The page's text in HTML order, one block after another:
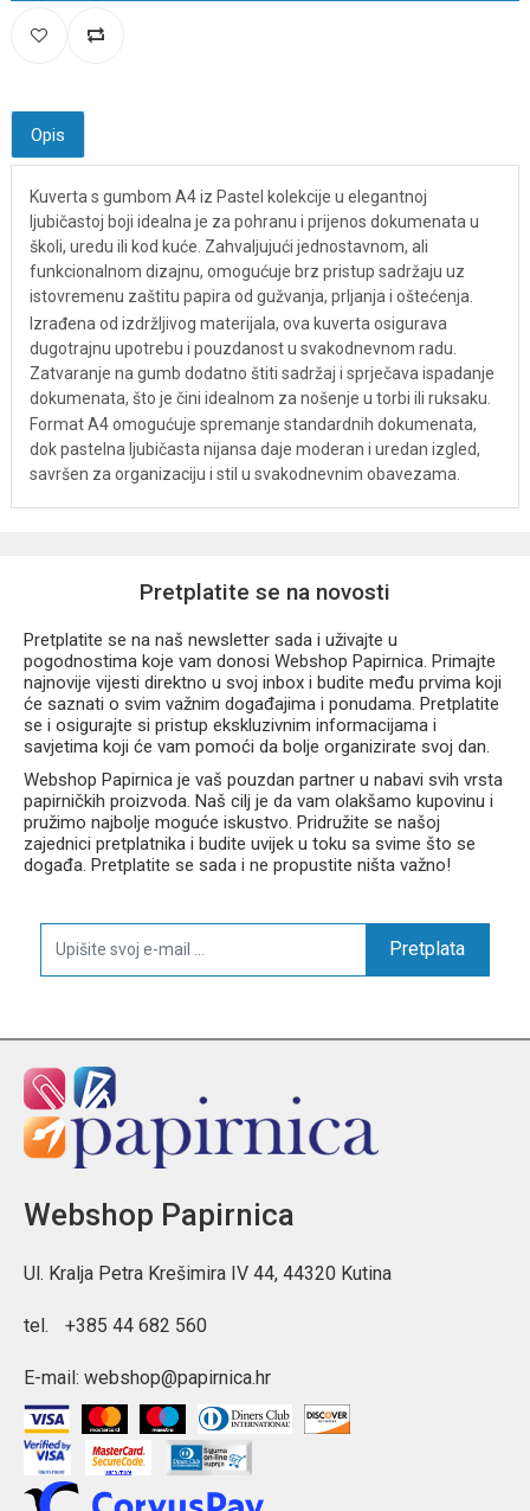
Opis
Kuverta s gumbom A4 iz Pastel kolekcije u elegantnoj
ljubičastoj boji idealna je za pohranu i prijenos dokumenata u
školi, uredu ili kod kuće. Zahvaljujući jednostavnom, ali
funkcionalnom dizajnu, omogućuje brz pristup sadržaju uz
istovremenu zaštitu papira od gužvanja, prljanja i oštećenja.
Izrađena od izdržljivog materijala, ova kuverta osigurava
dugotrajnu upotrebu i pouzdanost u svakodnevnom radu.
Zatvaranje na gumb dodatno štiti sadržaj i sprječava ispadanje
dokumenata, što je čini idealnom za nošenje u torbi ili ruksaku.
Format A4 omogućuje spremanje standardnih dokumenata,
dok pastelna ljubičasta nijansa daje moderan i uredan izgled,
savršen za organizaciju i stil u svakodnevnim obavezama.
Pretplatite se na novosti
Pretplatite se na naš newsletter sada i uživajte u
pogodnostima koje vam donosi Webshop Papirnica. Primajte
najnovije vijesti direktno u svoj inbox i budite među prvima koji
će saznati o svim važnim događajima i ponudama. Pretplatite
se i osigurajte si pristup ekskluzivnim informacijama i
savjetima koji će vam pomoći da bolje organizirate svoj dan.
Webshop Papirnica je vaš pouzdan partner u nabavi svih vrsta
papirničkih proizvoda. Naš cilj je da vam olakšamo kupovinu i
pružimo najbolje moguće iskustvo. Pridružite se našoj
zajednici pretplatnika i budite uvijek u toku sa svime što se
događa. Pretplatite se sada i ne propustite ništa važno!
Pretplata
Webshop Papirnica
Ul. Kralja Petra Krešimira IV 44, 44320 Kutina
tel. +385 44 682 560
E-mail: webshop@papirnica.hr